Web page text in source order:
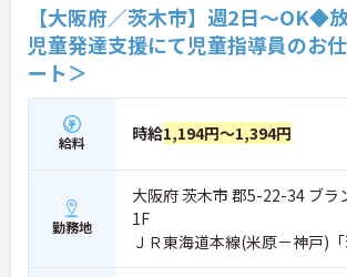
【大阪府／茨木市】週2日～OK◆
児童発達支援にて児童指導員のお
ート＞
給料 時給1,194円～1,394円
勤務地
大阪府 茨木市 郡5-22-34 ブ
1F
ＪＲ東海道本線(米原－神戸)
ス・車8分